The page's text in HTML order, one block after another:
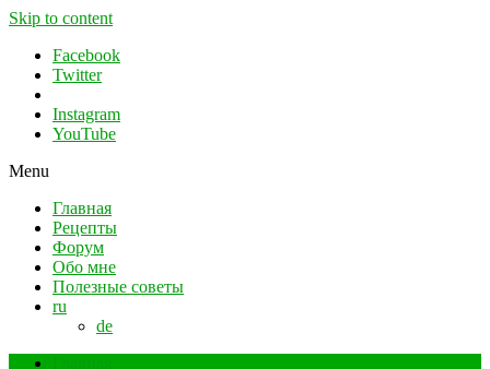
Skip to content
Facebook
Twitter
Instagram
YouTube
Menu
Главная
Рецепты
Форум
Обо мне
Полезные советы
ru
de